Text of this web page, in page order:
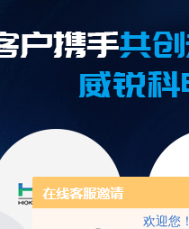
欢迎您！